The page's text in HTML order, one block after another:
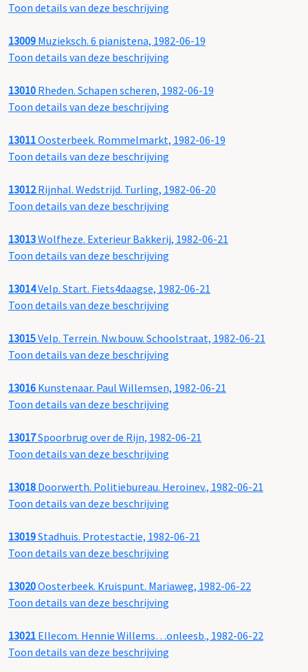
Toon details van deze beschrijving
13009 Muzieksch. 6 pianistena, 1982-06-19
Toon details van deze beschrijving
13010 Rheden. Schapen scheren, 1982-06-19
Toon details van deze beschrijving
13011Oosterbeek. Rommelmarkt, 1982-06-19
Toon details van deze beschrijving
13012Rijnhal. Wedstrijd. Turling, 1982-06-20
Toon details van deze beschrijving
13013Wolfheze. Exterieur Bakkerij, 1982-06-21
Toon details van deze beschrijving
13014Velp. Start. Fiets4daagse, 1982-06-21
Toon details van deze beschrijving
13015Velp. Terrein. Nw.bouw. Schoolstraat, 1982-06-21
Toon details van deze beschrijving
13016 Kunstenaar. Paul Willemsen, 1982-06-21
Toon details van deze beschrijving
13017Spoorbrug over de Rijn, 1982-06-21
Toon details van deze beschrijving
13018 Doorwerth. Politiebureau. Heroinev., 1982-06-21
Toon details van deze beschrijving
13019Stadhuis. Protestactie, 1982-06-21
Toon details van deze beschrijving
13020Oosterbeek. Kruispunt. Mariaweg, 1982-06-22
Toon details van deze beschrijving
13021 Ellecom. Hennie Willems…onleesb., 1982-06-22
Toon details van deze beschrijving